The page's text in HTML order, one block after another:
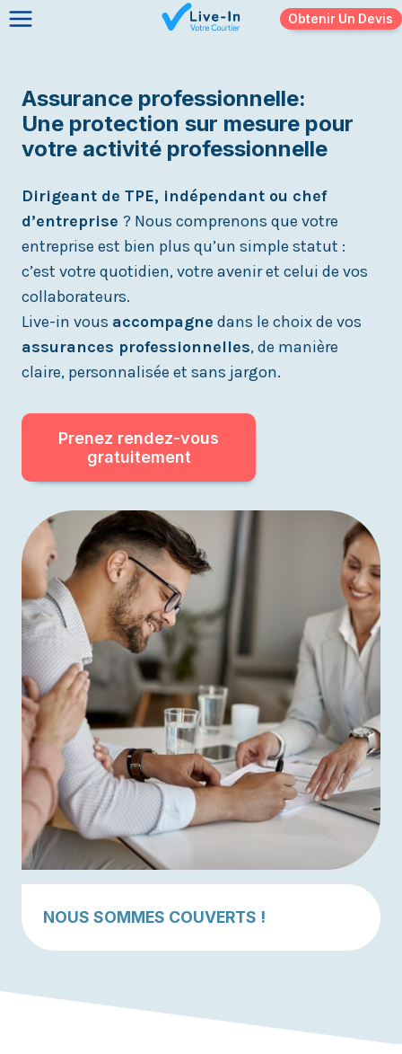
Skip
Obtenir Un Devis
Assurance professionnelle:
Une protection sur mesure pour
votre activité professionnelle
Dirigeant de TPE, indépendant ou chef
d’entreprise ? Nous comprenons que votre
entreprise est bien plus qu’un simple statut :
c’est votre quotidien, votre avenir et celui de vos
collaborateurs.
Live-in vous accompagne dans le choix de vos
assurances professionnelles, de manière
claire, personnalisée et sans jargon.
Prenez rendez-vous
gratuitement
NOUS SOMMES COUVERTS !